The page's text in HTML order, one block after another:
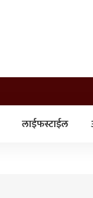
लाईफस्टाईल